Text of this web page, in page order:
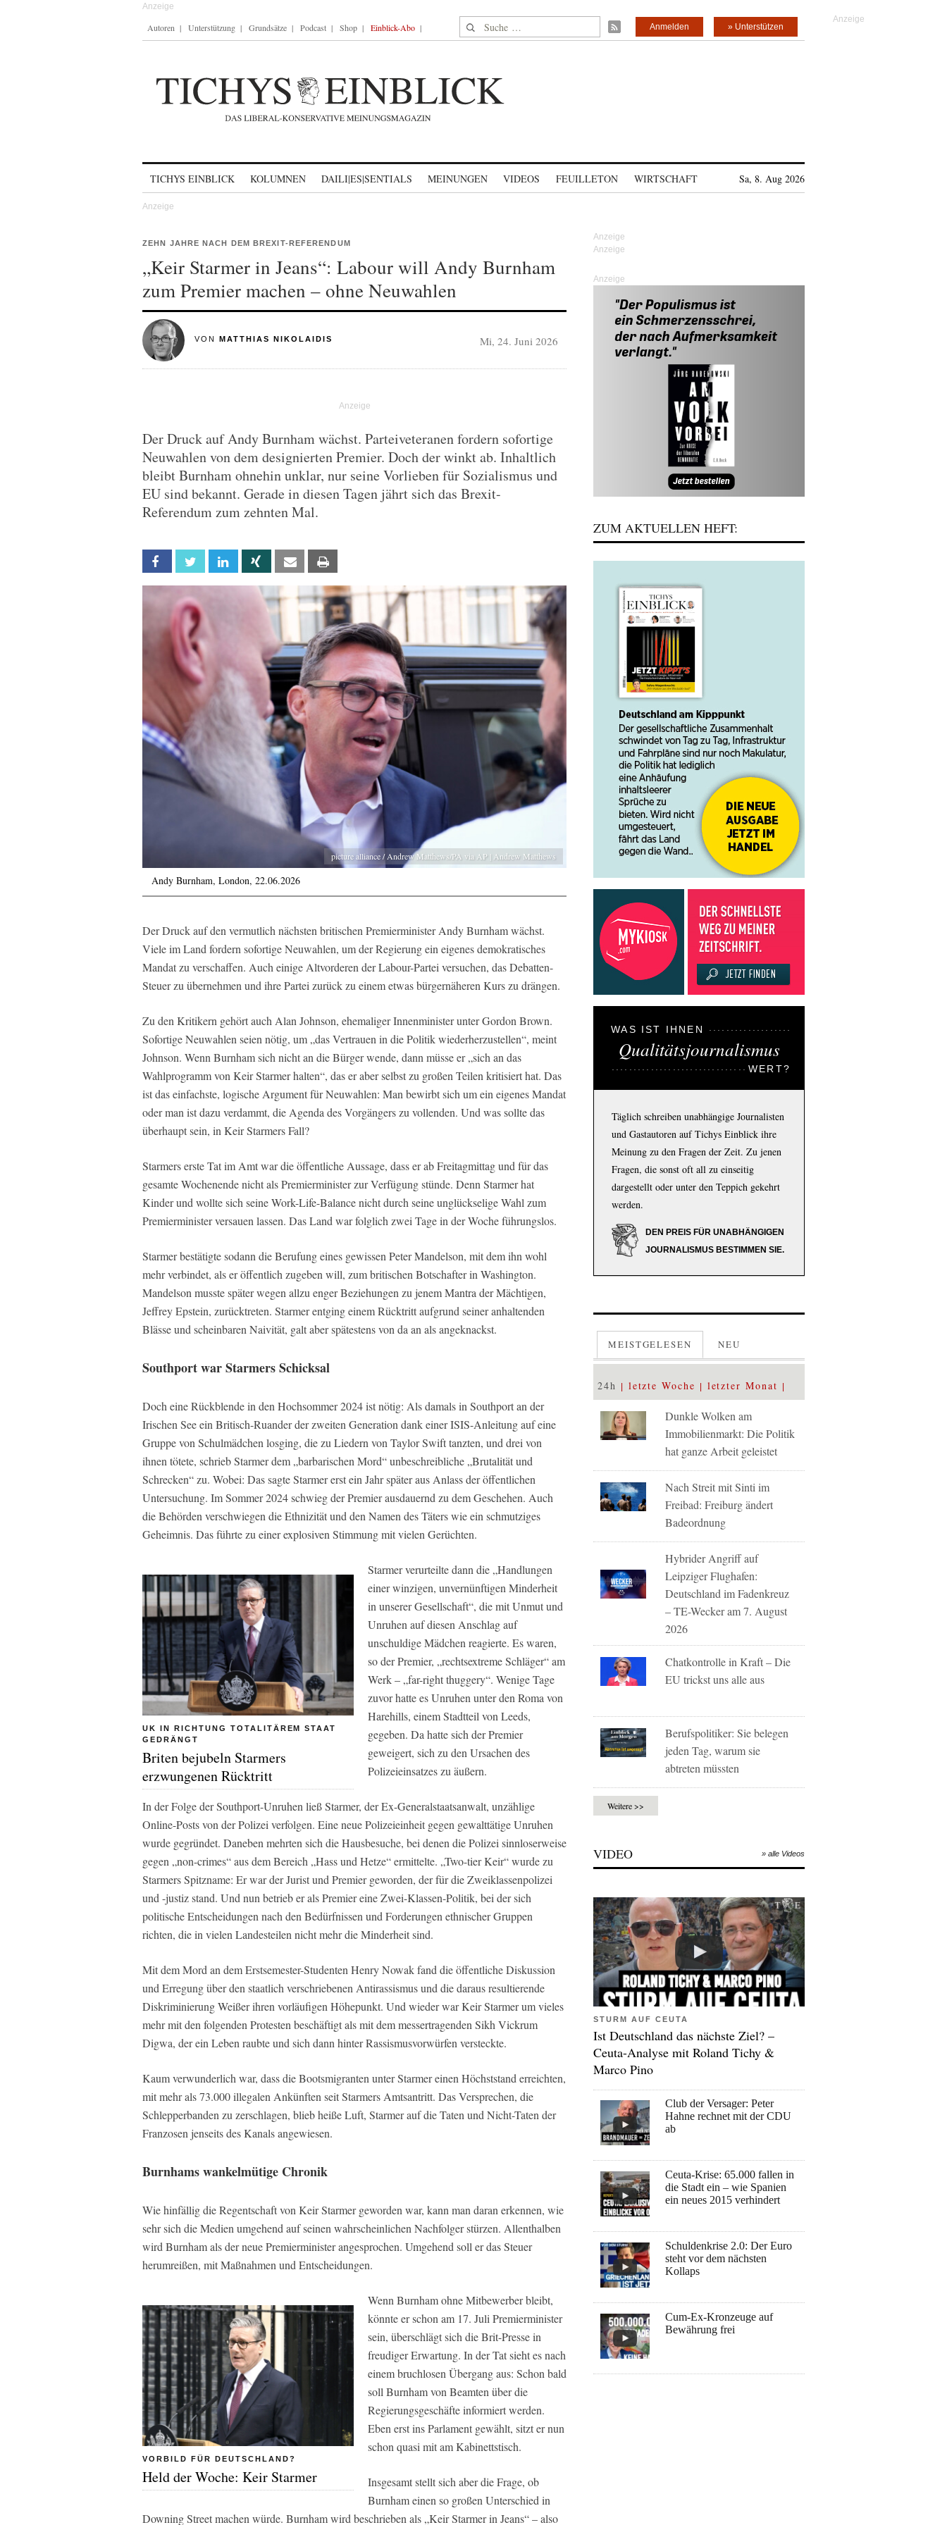
Autoren Unterstützung Grundsätze Podcast Shop Einblick-Abo Suche nach: » Unterstützen
Anmelden
TICHYS EINBLICK KOLUMNEN DAILI|ES|SENTIALS MEINUNGEN VIDEOS FEUILLETON WIRTSCHAFT Sa, 8. Aug 2026
ZEHN JAHRE NACH DEM BREXIT-REFERENDUM
„Keir Starmer in Jeans“: Labour will Andy Burnham
zum Premier machen – ohne Neuwahlen
VON MATTHIAS NIKOLAIDIS Mi, 24. Juni 2026
Der Druck auf Andy Burnham wächst. Parteiveteranen fordern sofortige
Neuwahlen von dem designierten Premier. Doch der winkt ab. Inhaltlich
bleibt Burnham ohnehin unklar, nur seine Vorlieben für Sozialismus und
EU sind bekannt. Gerade in diesen Tagen jährt sich das Brexit-
Referendum zum zehnten Mal.
Facebook Twitter Linkedin Xing Email
picture alliance / Andrew Matthews/PA via AP | Andrew Matthews
Andy Burnham, London, 22.06.2026
Der Druck auf den vermutlich nächsten britischen Premierminister Andy Burnham wächst.
Viele im Land fordern sofortige Neuwahlen, um der Regierung ein eigenes demokratisches
Mandat zu verschaffen. Auch einige Altvorderen der Labour-Partei versuchen, das Debatten-
Steuer zu übernehmen und ihre Partei zurück zu einem etwas bürgernäheren Kurs zu drängen.
Zu den Kritikern gehört auch Alan Johnson, ehemaliger Innenminister unter Gordon Brown.
Sofortige Neuwahlen seien nötig, um „das Vertrauen in die Politik wiederherzustellen“, meint
Johnson. Wenn Burnham sich nicht an die Bürger wende, dann müsse er „sich an das
Wahlprogramm von Keir Starmer halten“, das er aber selbst zu großen Teilen kritisiert hat. Das
ist das einfachste, logische Argument für Neuwahlen: Man bewirbt sich um ein eigenes Mandat
oder man ist dazu verdammt, die Agenda des Vorgängers zu vollenden. Und was sollte das
überhaupt sein, in Keir Starmers Fall?
Starmers erste Tat im Amt war die öffentliche Aussage, dass er ab Freitagmittag und für das
gesamte Wochenende nicht als Premierminister zur Verfügung stünde. Denn Starmer hat
Kinder und wollte sich seine Work-Life-Balance nicht durch seine unglückselige Wahl zum
Premierminister versauen lassen. Das Land war folglich zwei Tage in der Woche führungslos.
Starmer bestätigte sodann die Berufung eines gewissen Peter Mandelson, mit dem ihn wohl
mehr verbindet, als er öffentlich zugeben will, zum britischen Botschafter in Washington.
Mandelson musste später wegen allzu enger Beziehungen zu jenem Mantra der Mächtigen,
Jeffrey Epstein, zurücktreten. Starmer entging einem Rücktritt aufgrund seiner anhaltenden
Blässe und scheinbaren Naivität, galt aber spätestens von da an als angeknackst.
Southport war Starmers Schicksal
Doch eine Rückblende in den Hochsommer 2024 ist nötig: Als damals in Southport an der
Irischen See ein Britisch-Ruander der zweiten Generation dank einer ISIS-Anleitung auf eine
Gruppe von Schulmädchen losging, die zu Liedern von Taylor Swift tanzten, und drei von
ihnen tötete, schrieb Starmer dem „barbarischen Mord“ unbeschreibliche „Brutalität und
Schrecken“ zu. Wobei: Das sagte Starmer erst ein Jahr später aus Anlass der öffentlichen
Untersuchung. Im Sommer 2024 schwieg der Premier ausdauernd zu dem Geschehen. Auch
die Behörden verschwiegen die Ethnizität und den Namen des Täters wie ein schmutziges
Geheimnis. Das führte zu einer explosiven Stimmung mit vielen Gerüchten.
UK IN RICHTUNG TOTALITÄREM STAAT
GEDRÄNGT
Briten bejubeln Starmers
erzwungenen Rücktritt
Starmer verurteilte dann die „Handlungen
einer winzigen, unvernünftigen Minderheit
in unserer Gesellschaft“, die mit Unmut und
Unruhen auf diesen Anschlag auf
unschuldige Mädchen reagierte. Es waren,
so der Premier, „rechtsextreme Schläger“ am
Werk – „far-right thuggery“. Wenige Tage
zuvor hatte es Unruhen unter den Roma von
Harehills, einem Stadtteil von Leeds,
gegeben. Da hatte sich der Premier
geweigert, sich zu den Ursachen des
Polizeieinsatzes zu äußern.
In der Folge der Southport-Unruhen ließ Starmer, der Ex-Generalstaatsanwalt, unzählige
Online-Posts von der Polizei verfolgen. Eine neue Polizeieinheit gegen gewalttätige Unruhen
wurde gegründet. Daneben mehrten sich die Hausbesuche, bei denen die Polizei sinnloserweise
gegen „non-crimes“ aus dem Bereich „Hass und Hetze“ ermittelte. „Two-tier Keir“ wurde zu
Starmers Spitzname: Er war der Jurist und Premier geworden, der für die Zweiklassenpolizei
und -justiz stand. Und nun betrieb er als Premier eine Zwei-Klassen-Politik, bei der sich
politische Entscheidungen nach den Bedürfnissen und Forderungen ethnischer Gruppen
richten, die in vielen Landesteilen nicht mehr die Minderheit sind.
Mit dem Mord an dem Erstsemester-Studenten Henry Nowak fand die öffentliche Diskussion
und Erregung über den staatlich verschriebenen Antirassismus und die daraus resultierende
Diskriminierung Weißer ihren vorläufigen Höhepunkt. Und wieder war Keir Starmer um vieles
mehr mit den folgenden Protesten beschäftigt als mit dem messertragenden Sikh Vickrum
Digwa, der ein Leben raubte und sich dann hinter Rassismusvorwürfen versteckte.
Kaum verwunderlich war, dass die Bootsmigranten unter Starmer einen Höchststand erreichten,
mit mehr als 73.000 illegalen Ankünften seit Starmers Amtsantritt. Das Versprechen, die
Schlepperbanden zu zerschlagen, blieb heiße Luft, Starmer auf die Taten und Nicht-Taten der
Franzosen jenseits des Kanals angewiesen.
Burnhams wankelmütige Chronik
Wie hinfällig die Regentschaft von Keir Starmer geworden war, kann man daran erkennen, wie
sehr sich die Medien umgehend auf seinen wahrscheinlichen Nachfolger stürzen. Allenthalben
wird Burnham als der neue Premierminister angesprochen. Umgehend soll er das Steuer
herumreißen, mit Maßnahmen und Entscheidungen.
VORBILD FÜR DEUTSCHLAND?
Held der Woche: Keir Starmer
Wenn Burnham ohne Mitbewerber bleibt,
könnte er schon am 17. Juli Premierminister
sein, überschlägt sich die Brit-Presse in
freudiger Erwartung. In der Tat sieht es nach
einem bruchlosen Übergang aus: Schon bald
soll Burnham von Beamten über die
Regierungsgeschäfte informiert werden.
Eben erst ins Parlament gewählt, sitzt er nun
schon quasi mit am Kabinettstisch.
Insgesamt stellt sich aber die Frage, ob
Burnham einen so großen Unterschied in
Downing Street machen würde. Burnham wird beschrieben als „Keir Starmer in Jeans“ – also
Anzeige
ZUM AKTUELLEN HEFT:
WAS IST IHNEN
Qualitätsjournalismus
WERT?
Täglich schreiben unabhängige Journalisten
und Gastautoren auf Tichys Einblick ihre
Meinung zu den Fragen der Zeit. Zu jenen
Fragen, die sonst oft all zu einseitig
dargestellt oder unter den Teppich gekehrt
werden.
DEN PREIS FÜR UNABHÄNGIGEN
JOURNALISMUS BESTIMMEN SIE.
MEISTGELESEN NEU
24h letzte Woche letzter Monat
Dunkle Wolken am
Immobilienmarkt: Die Politik
hat ganze Arbeit geleistet
Nach Streit mit Sinti im
Freibad: Freiburg ändert
Badeordnung
Hybrider Angriff auf
Leipziger Flughafen:
Deutschland im Fadenkreuz
– TE-Wecker am 7. August
2026
Chatkontrolle in Kraft – Die
EU trickst uns alle aus
Berufspolitiker: Sie belegen
jeden Tag, warum sie
abtreten müssten
Weitere >>
VIDEO » alle Videos
STURM AUF CEUTA
Ist Deutschland das nächste Ziel? –
Ceuta-Analyse mit Roland Tichy &
Marco Pino
Club der Versager: Peter
Hahne rechnet mit der CDU
ab
Ceuta-Krise: 65.000 fallen in
die Stadt ein – wie Spanien
ein neues 2015 verhindert
Schuldenkrise 2.0: Der Euro
steht vor dem nächsten
Kollaps
Cum-Ex-Kronzeuge auf
Bewährung frei